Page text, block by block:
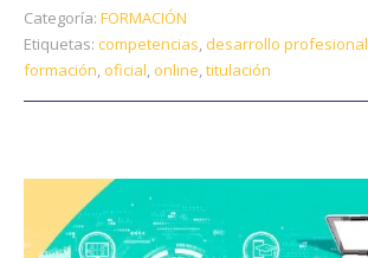
Categoría: FORMACIÓN
Etiquetas: competencias, desarrollo profesional
formación, oficial, online,titulación